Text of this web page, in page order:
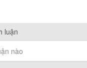
luận
nào